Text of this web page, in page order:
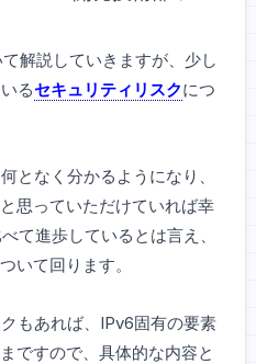
解説していきますが、少し
るセキュリティリスクにつ
となく分かるようになり、
思っていただけていれば幸
て進歩しているとは言え、
いて回ります。
もあれば、IPv6固有の要素
ですので、具体的な内容と